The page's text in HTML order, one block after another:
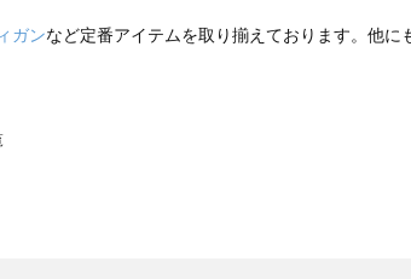
ガンなど定番アイテムを取り揃えております。他に
ス一覧